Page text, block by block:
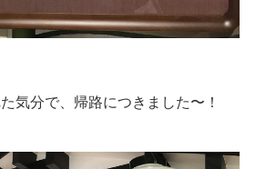
気分で、帰路につきました〜！